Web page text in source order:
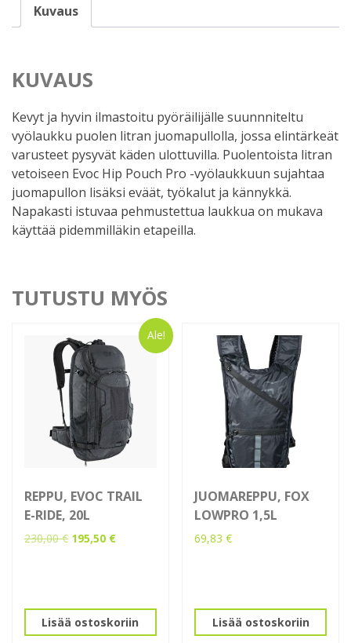
multicolour
Kuvaus
KUVAUS
Kevyt ja hyvin ilmastoitu pyöräilijälle suunnniteltu
vyölaukku puolen litran juomapullolla, jossa elintärkeät
varusteet pysyvät käden ulottuvilla. Puolentoista litran
vetoiseen Evoc Hip Pouch Pro -vyölaukkuun sujahtaa
juomapullon lisäksi eväät, työkalut ja kännykkä.
Napakasti istuvaa pehmustettua laukkua on mukava
käyttää pidemmilläkin etapeilla.
TUTUSTU MYÖS
Ale!
REPPU, EVOC TRAIL
E-RIDE, 20L
230,00€ Alkuperäinen
195,50 €Nykyinen
Lisää ostoskoriin
JUOMAREPPU, FOX
LOWPRO 1,5L
69,83€
Lisää ostoskoriin